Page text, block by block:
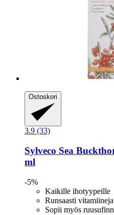
Ostoskori
3.9 (33)
Sylveco Sea
ml
-5%
Kaikille ihotyypeille
Runsaasti vitamiineja
Sopii myös